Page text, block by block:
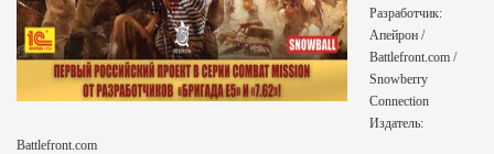
Разработчик:
Апейрон /
Battlefront.com /
Snowberry
Connection
Издатель:
Battlefront.com